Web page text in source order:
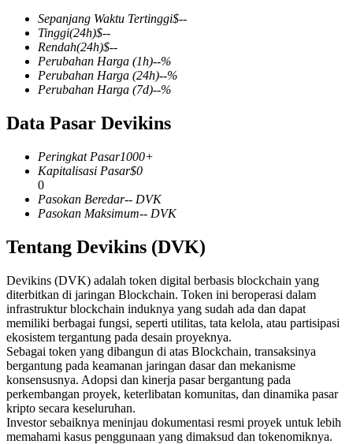
COIN-M Berjangka
Mata Uang Kripto Berjangka
TradFi
Derivatif saham, forex, logam mulia, dan komoditas
USDC Berjangka
Kontrak berjangka menggunakan USDC sebagai jaminannya
Sepanjang Waktu Tertinggi$--
Tinggi(24h)$--
Rendah(24h)$--
Perubahan Harga (1h)--%
Perubahan Harga (24h)--%
Perubahan Harga (7d)--%
Data Pasar Devikins
Peringkat Pasar1000+
Kapitalisasi Pasar$0
0
Pasokan Beredar-- DVK
Pasokan Maksimum-- DVK
Tentang Devikins (DVK)
Devikins (DVK) adalah token digital berbasis blockchain yang
diterbitkan di jaringan Blockchain. Token ini beroperasi dalam
infrastruktur blockchain induknya yang sudah ada dan dapat
memiliki berbagai fungsi, seperti utilitas, tata kelola, atau partisipasi
ekosistem tergantung pada desain proyeknya.
Sebagai token yang dibangun di atas Blockchain, transaksinya
bergantung pada keamanan jaringan dasar dan mekanisme
konsensusnya. Adopsi dan kinerja pasar bergantung pada
perkembangan proyek, keterlibatan komunitas, dan dinamika pasar
kripto secara keseluruhan.
Investor sebaiknya meninjau dokumentasi resmi proyek untuk lebih
memahami kasus penggunaan yang dimaksud dan tokenomiknya.